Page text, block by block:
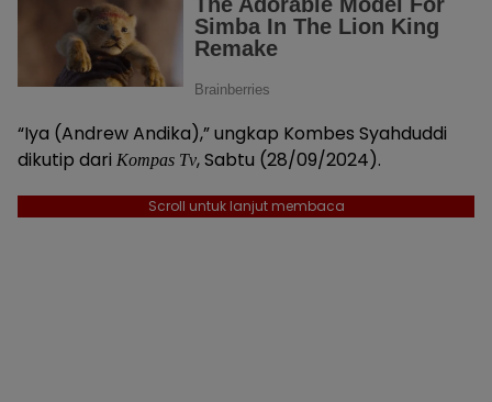
“Iya (Andrew Andika),” ungkap Kombes Syahduddi
dikutip dari Kompas Tv, Sabtu (28/09/2024).
Scroll untuk lanjut membaca